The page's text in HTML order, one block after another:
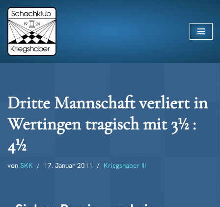
Zum
Inhalt
springen
Dritte Mannschaft verliert in
Wertingen tragisch mit 3½ :
4½
von SKK 17. Januar 2011 Kriegshaber III